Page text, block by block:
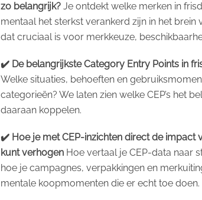
zo belangrijk? Je ontdekt welke merken in
mentaal het sterkst verankerd zijn in het
dat cruciaal is voor merkkeuze,
✔️ De belangrijkste Category Entry Points in
Welke situaties, behoeften en
categorieën? We laten zien welke CEP’s het
daaraan koppelen.
✔️ Hoe je met CEP-inzichten direct de impact
kunt verhogen Hoe vertaal je CEP-data naar
hoe je campagnes, verpakkingen en
mentale koopmomenten die er echt toe doen.